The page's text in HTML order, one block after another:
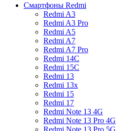
Смартфоны Redmi
Redmi A3
Redmi A3 Pro
Redmi A5
Redmi A7
Redmi A7 Pro
Redmi 14C
Redmi 15C
Redmi 13
Redmi 13x
Redmi 15
Redmi 17
Redmi Note 13 4G
Redmi Note 13 Pro 4G
Redmi Note 13 Pro 5G